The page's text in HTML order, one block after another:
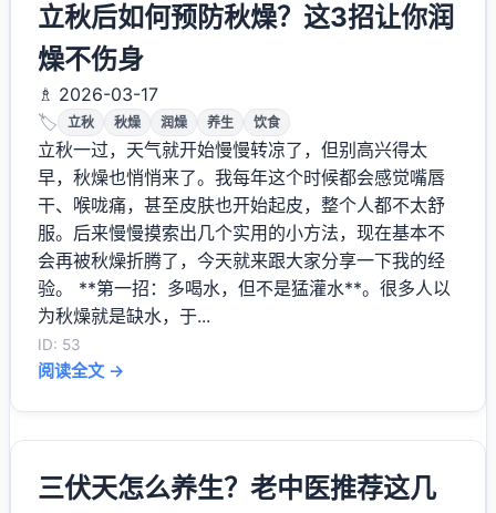
立秋后如何预防秋燥？这3招让你润
燥不伤身
♗ 2026-03-17
🏷️
立秋 秋燥 润燥 养生 饮食
立秋一过，天气就开始慢慢转凉了，但别高兴得太
早，秋燥也悄悄来了。我每年这个时候都会感觉嘴唇
干、喉咙痛，甚至皮肤也开始起皮，整个人都不太舒
服。后来慢慢摸索出几个实用的小方法，现在基本不
会再被秋燥折腾了，今天就来跟大家分享一下我的经
验。 **第一招：多喝水，但不是猛灌水**。很多人以
为秋燥就是缺水，于...
ID: 53
阅读全文 →
三伏天怎么养生？老中医推荐这几